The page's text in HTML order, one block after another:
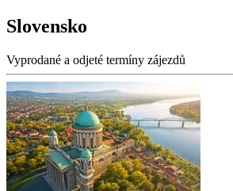
Vyprodané a odjeté termíny zájezdů